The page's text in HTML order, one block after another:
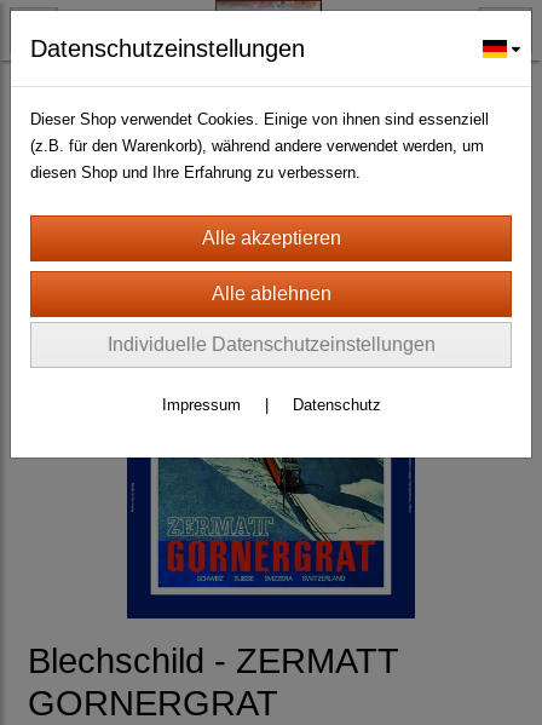
BLECH- + HOLZSCHILDER-MAGNETE
BLECHSCHILDER CA. 20 X 30 CM
Diverse (463)
Blechschild - ZERMATT
GORNERGRAT
Datenschutzeinstellungen
Dieser Shop verwendet Cookies. Einige von ihnen sind essenziell
(z.B. für den Warenkorb), während andere verwendet werden, um
diesen Shop und Ihre Erfahrung zu verbessern.
Individuelle Datenschutzeinstellungen
Impressum Datenschutz